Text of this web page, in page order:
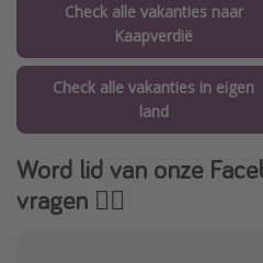
Check alle vakanties naar
Kaapverdië
Check alle vakanties in eigen
land
Word lid van onze
vragen 👇🏻